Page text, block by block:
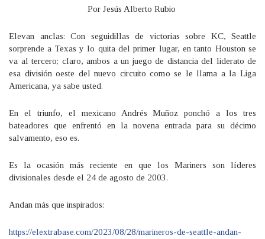
Por Jesús Alberto Rubio
Elevan anclas: Con seguidillas de victorias sobre KC, Seattle
sorprende a Texas y lo quita del primer lugar, en tanto Houston se
va al tercero; claro, ambos a un juego de distancia del liderato de
esa división oeste del nuevo circuito como se le llama a la Liga
Americana, ya sabe usted.
En el triunfo, el mexicano Andrés Muñoz ponchó a los tres
bateadores que enfrentó en la novena entrada para su décimo
salvamento, eso es.
Es la ocasión más reciente en que los Mariners son líderes
divisionales desde el 24 de agosto de 2003.
Andan más que inspirados:
https://elextrabase.com/2023/08/28/marineros-de-seattle-andan-